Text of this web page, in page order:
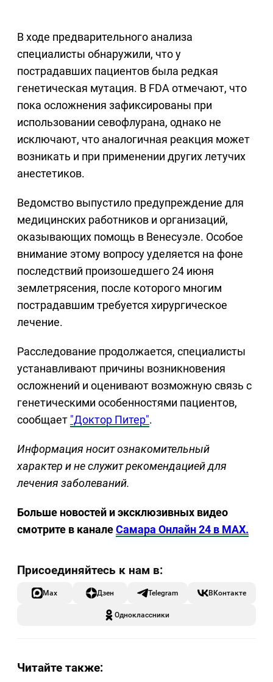
В ходе предварительного анализа
специалисты обнаружили, что у
пострадавших пациентов была редкая
генетическая мутация. В FDA отмечают, что
пока осложнения зафиксированы при
использовании севофлурана, однако не
исключают, что аналогичная реакция может
возникать и при применении других летучих
анестетиков.
Ведомство выпустило предупреждение для
медицинских работников и организаций,
оказывающих помощь в Венесуэле. Особое
внимание этому вопросу уделяется на фоне
последствий произошедшего 24 июня
землетрясения, после которого многим
пострадавшим требуется хирургическое
лечение.
Расследование продолжается, специалисты
устанавливают причины возникновения
осложнений и оценивают возможную связь с
генетическими особенностями пациентов,
сообщает "Доктор Питер".
Информация носит ознакомительный
характер и не служит рекомендацией для
лечения заболеваний.
Больше новостей и эксклюзивных видео
смотрите в каналеСамара Онлайн 24 в MAX.
Max Дзен Telegram ВКонтакте
Одноклассники
Читайте также: